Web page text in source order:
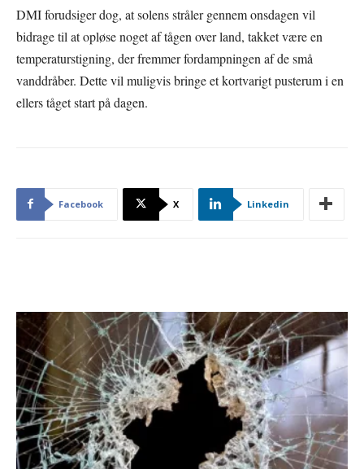
DMI forudsiger dog, at solens stråler gennem onsdagen vil
bidrage til at opløse noget af tågen over land, takket være en
temperaturstigning, der fremmer fordampningen af de små
vanddråber. Dette vil muligvis bringe et kortvarigt pusterum i en
ellers tåget start på dagen.
Facebook X Linkedin